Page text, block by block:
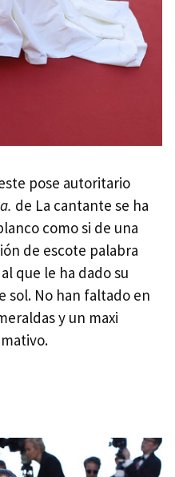
pose autoritario
de La cantante se ha
como si de una
de escote palabra
al que le ha dado su
sol. No han faltado en
y un maxi